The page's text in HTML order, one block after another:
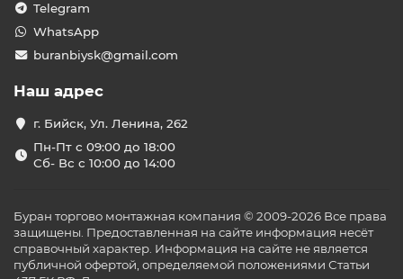
Telegram
WhatsApp
buranbiysk@gmail.com
Наш адрес
г. Бийск, Ул. Ленина, 262
Пн-Пт с 09:00 до 18:00
Сб- Вс с 10:00 до 14:00
Буран торгово монтажная компания © 2009-2026 Все права
защищены. Предоставленная на сайте информация несёт
справочный характер. Информация на сайте не является
публичной офертой, определяемой положениями Статьи